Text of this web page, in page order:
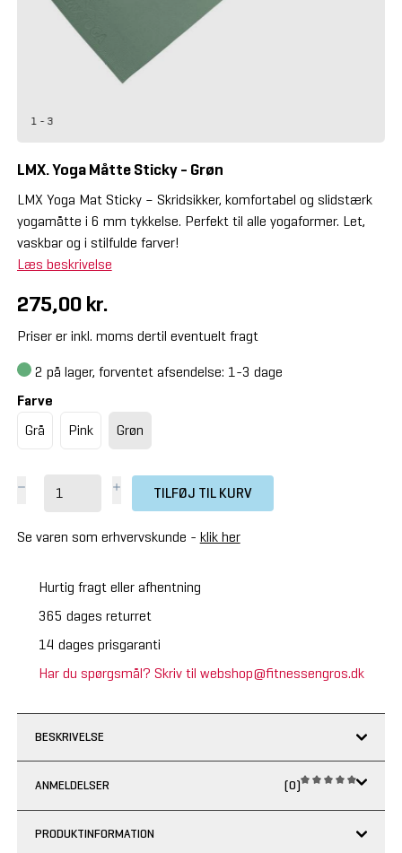
1 - 3
LMX. Yoga Måtte Sticky - Grøn
LMX Yoga Mat Sticky – Skridsikker, komfortabel og slidstærk
yogamåtte i 6 mm tykkelse. Perfekt til alle yogaformer. Let,
vaskbar og i stilfulde farver!
Læs beskrivelse
275,00 kr.
Priser er inkl. moms dertil eventuelt fragt
2 på lager, forventet afsendelse: 1-3 dage
Farve
Grå
Pink Grøn
TILFØJ TIL KURV
Se varen som erhvervskunde - klik her
Hurtig fragt eller afhentning
365 dages returret
14 dages prisgaranti
Har du spørgsmål? Skriv til webshop@fitnessengros.dk
BESKRIVELSE
ANMELDELSER (0)
PRODUKTINFORMATION